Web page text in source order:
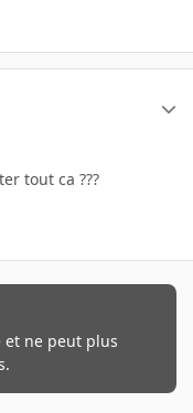
tout ca ???
et ne peut plus